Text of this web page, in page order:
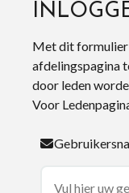
Met dit formulier
afdelingspagina
door leden
Voor